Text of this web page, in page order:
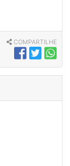
COMPARTILHE